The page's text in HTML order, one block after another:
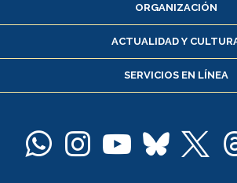
Consulta y certificado de
Servicio médico y dental
Pago de arancel y crédito
Docentes
ORGANIZACIÓN
ACTUALIDAD Y
SERVICIOS EN LÍNEA